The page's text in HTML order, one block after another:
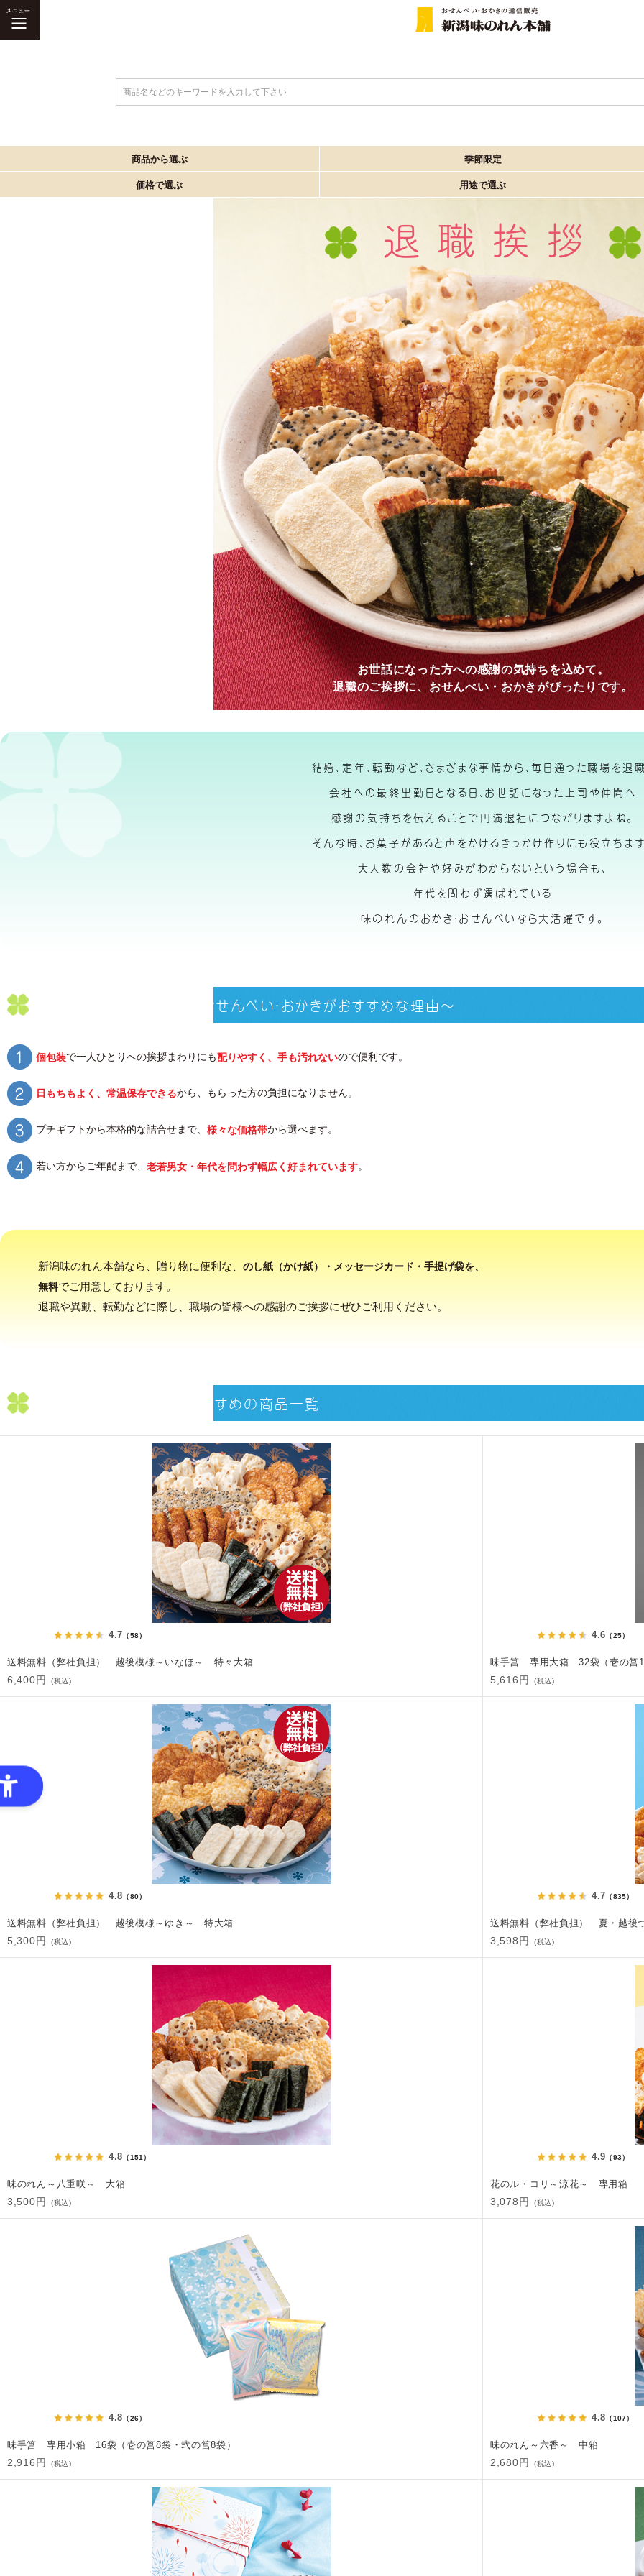
商品名などのキーワードを入力して下さい
商品から選ぶ 季節限定
価格で選ぶ 用途で選ぶ
退職挨拶
お世話になった方への感謝の気持ちを込めて。
退職のご挨拶に、おせんべい・おかきがぴったりです。
結婚、定年、転勤など、さまざまな事情から、毎日通った職場を退
会社への最終出勤日となる日、お世話になった上司や仲間へ
感謝の気持ちを伝えることで円満退社につながりますよね。
そんな時、お菓子があると声をかけるきっかけ作りにも役立ちま
大人数の会社や好みがわからないという場合も、
年代を問わず選ばれている
味のれんのおかき・おせんべいなら大活躍です。
おせんべい・おかきがおすすめな理由〜
個包装で一人ひとりへの挨拶まわりにも配りやすく、手も汚れないので便利です。
日もちもよく、常温保存できるから、もらった方の負担になりません。
プチギフトから本格的な詰合せまで、 様々な価格帯から選べます。
若い方からご年配まで、 老若男女・年代を問わず幅広く好まれています。
新潟味のれん本舗なら、贈り物に便利な、 のし紙（かけ紙）・メッセージカード・手提げ袋を、
無料でご用意しております。
退職や異動、転勤などに際し、職場の皆様への感謝のご挨拶にぜひご利用ください。
おすすめの商品一覧
4.7 （58）
送料無料（弊社負担） 越後模様～いなほ～ 特々大箱
6,400円 (税込)
4.6 （25）
味手筥 専用大箱 32袋（壱の筥
5,616円 (税込)
4.8 （80）
送料無料（弊社負担） 越後模様～ゆき～ 特大箱
5,300円 (税込)
4.7 （835）
送料無料（弊社負担） 夏・越後
3,598円 (税込)
4.8 （151）
味のれん～八重咲～ 大箱
3,500円 (税込)
4.9 （93）
花のル・コリ～涼花～ 専用箱
3,078円 (税込)
4.8 （26）
味手筥 専用小箱 16袋（壱の筥8袋・弐の筥8袋）
2,916円 (税込)
4.8 （107）
味のれん～六香～ 中箱
2,680円 (税込)